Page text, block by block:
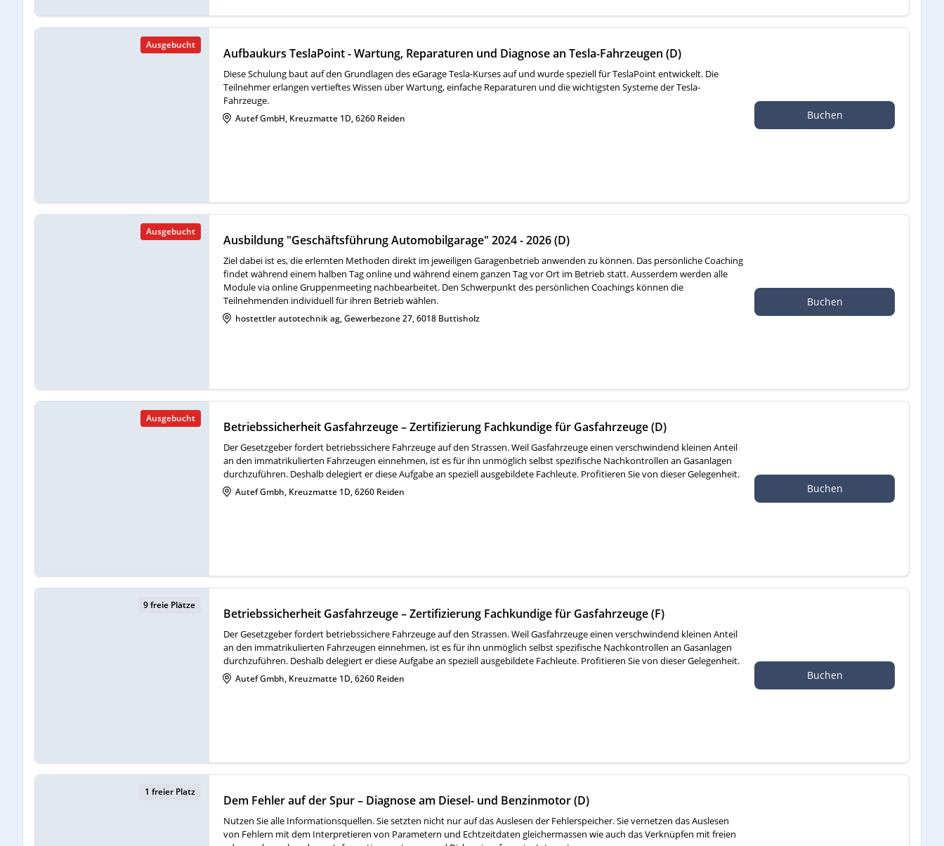
Ausgebucht
Aufbaukurs TeslaPoint - Wartung, Reparaturen und Diagnose an Tesla-Fahrzeugen (D)
Diese Schulung baut auf den Grundlagen des eGarage Tesla-Kurses auf und wurde speziell für TeslaPoint entwickelt. Die
Teilnehmer erlangen vertieftes Wissen über Wartung, einfache Reparaturen und die wichtigsten Systeme der Tesla-
Fahrzeuge.
Autef GmbH, Kreuzmatte 1D, 6260 Reiden Buchen
Ausgebucht
Ausbildung "Geschäftsführung Automobilgarage" 2024 - 2026 (D)
Ziel dabei ist es, die erlernten Methoden direkt im jeweiligen Garagenbetrieb anwenden zu können. Das persönliche Coaching
findet während einem halben Tag online und während einem ganzen Tag vor Ort im Betrieb statt. Ausserdem werden alle
Module via online Gruppenmeeting nachbearbeitet. Den Schwerpunkt des persönlichen Coachings können die
Teilnehmenden individuell für ihren Betrieb wählen.
hostettler autotechnik ag, Gewerbezone 27, 6018 Buttisholz
Buchen
Ausgebucht
Betriebssicherheit Gasfahrzeuge – Zertifizierung Fachkundige für Gasfahrzeuge (D)
Der Gesetzgeber fordert betriebssichere Fahrzeuge auf den Strassen. Weil Gasfahrzeuge einen verschwindend kleinen Anteil
an den immatrikulierten Fahrzeugen einnehmen, ist es für ihn unmöglich selbst spezifische Nachkontrollen an Gasanlagen
durchzuführen. Deshalb delegiert er diese Aufgabe an speziell ausgebildete Fachleute. Profitieren Sie von dieser Gelegenheit.
Autef Gmbh, Kreuzmatte 1D, 6260 Reiden Buchen
9 freie Plätze
Betriebssicherheit Gasfahrzeuge – Zertifizierung Fachkundige für Gasfahrzeuge (F)
Der Gesetzgeber fordert betriebssichere Fahrzeuge auf den Strassen. Weil Gasfahrzeuge einen verschwindend kleinen Anteil
an den immatrikulierten Fahrzeugen einnehmen, ist es für ihn unmöglich selbst spezifische Nachkontrollen an Gasanlagen
durchzuführen. Deshalb delegiert er diese Aufgabe an speziell ausgebildete Fachleute. Profitieren Sie von dieser Gelegenheit.
Autef Gmbh, Kreuzmatte 1D, 6260 Reiden Buchen
1 freier Platz
Dem Fehler auf der Spur – Diagnose am Diesel- und Benzinmotor (D)
Nutzen Sie alle Informationsquellen. Sie setzten nicht nur auf das Auslesen der Fehlerspeicher. Sie vernetzen das Auslesen
von Fehlern mit dem Interpretieren von Parametern und Echtzeitdaten gleichermassen wie auch das Verknüpfen mit freien